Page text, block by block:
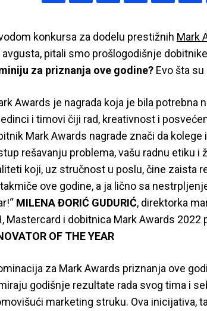
konkursa za dodelu prestižnih Mark
avgusta, pitali smo prošlogodišnje
za priznanja ove godine?Evo šta su
Awards je nagrada koja je bila
i timovi čiji rad, kreativnost i
Mark Awards nagrade znači da
rešavanju problema, vašu radnu etiku i
koji, uz stručnost u poslu, čine zaista
ove godine, a ja lično sa
MILENA ĐORIĆ GUDURIĆ, direktorka
Mastercard i dobitnica Mark Awards 2022
OF THE YEAR
za Mark Awards priznanja ove
godišnje rezultate rada svog tima i
marketing struku. Ova inicijativa,